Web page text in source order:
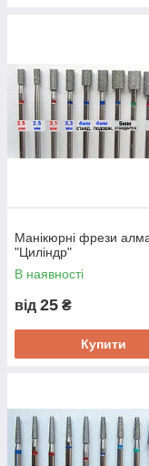
Манікюрні фрези
"Циліндр"
В наявності
від 25 ₴
Купити